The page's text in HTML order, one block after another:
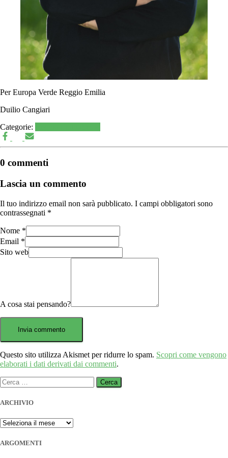
Per Europa Verde Reggio Emilia
Duilio Cangiari
Categorie:
0 commenti
Lascia un commento
Il tuo indirizzo email non sarà pubblicato. I campi obbligatori sono
contrassegnati *
Nome *
Email *
Sito web
A cosa stai pensando?
Questo sito utilizza Akismet per ridurre lo spam. Scopri come vengono
elaborati i dati derivati dai commenti.
Ricerca
per:
ARCHIVIO
ARCHIVIO
ARGOMENTI